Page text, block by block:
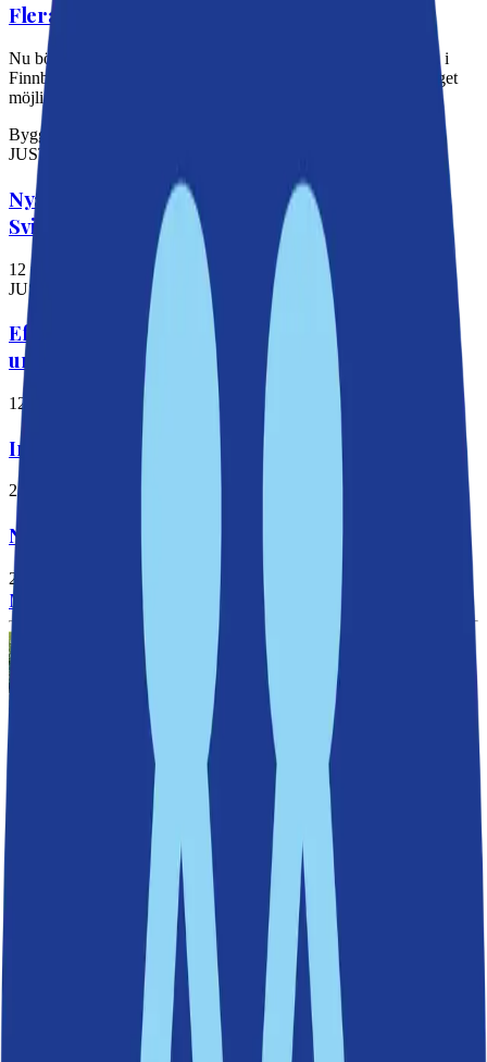
Flera steg närmare hiss i Finnboda
Nu börjar det röra på sig i frågan om hiss från seniorbostäderna i
Finnboda, en fråga som debatterats länge. Flera planer runt berget
möjliggör en hissförbindelse.
Byggnation och trafik
JUST NU
Nya parker och badplats planeras vid
Svindersviken
12 mars 2026
JUST NU
Efterlängtad bro mellan Henriksdal och Sickla
undersöks
12 mars 2026
Invigning av Finntorpsbron!
2 juli 2025
Nu försvinner flaskhalsen i Jarlaberg
25 juni 2025
Miljö och natur
Kyrkviksparken får ny strandpromenad och fler
Kyrkviksparken utvecklas nu för att bli en trevlig plats för
Nackabor, med nära en hektar stor park. Med nya planteringar,
mötesplatser och en förbättrad strandpromenad ska parken bli lättare
att använda – året runt. Arbetet sker i två etapper med start under
19 mars 2026
Nytt utsiktstorn i Ryssbergens naturreservat